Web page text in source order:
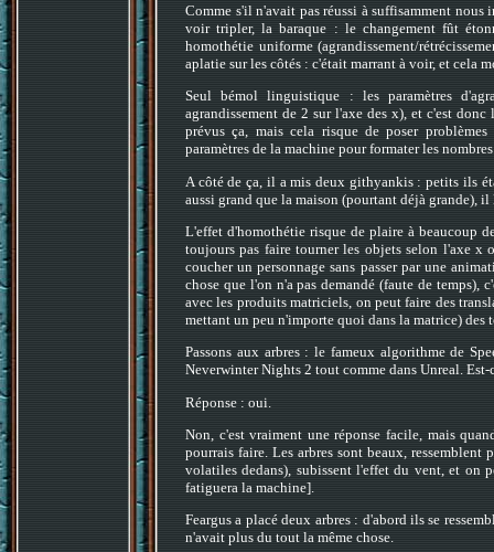
Comme s'il n'avait pas réussi à suffisamment
voir tripler, la baraque : le changement fût
homothétie uniforme (agrandissement/
aplatie sur les côtés : c'était marrant à voir, et cela
Seul bémol linguistique : les paramètres
agrandissement de 2 sur l'axe des x), et c'est
prévus ça, mais cela risque de poser
paramètres de la machine pour formater les
A côté de ça, il a mis deux githyankis : petits ils
aussi grand que la maison (pourtant déjà grande),
L'effet d'homothétie risque de plaire à beaucoup
toujours pas faire tourner les objets selon l'axe x
coucher un personnage sans passer par une
chose que l'on n'a pas demandé (faute de temps),
avec les produits matriciels, on peut faire des
mettant un peu n'importe quoi dans la matrice) des
Passons aux arbres : le fameux algorithme de
Neverwinter Nights 2 tout comme dans Unreal. Est-
Réponse : oui.
Non, c'est vraiment une réponse facile, mais
pourrais faire. Les arbres sont beaux, ressemblent
volatiles dedans), subissent l'effet du vent, et on
fatiguera la machine].
Feargus a placé deux arbres : d'abord ils se
n'avait plus du tout la même chose.